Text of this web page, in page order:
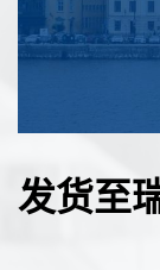
发货至